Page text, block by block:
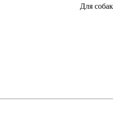
Для собак